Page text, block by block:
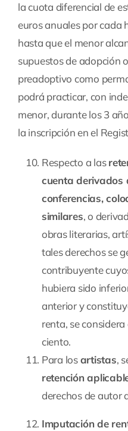
la cuota diferencial de
euros anuales por cada
hasta que el menor
supuestos de adopción
preadoptivo como
podrá practicar, con
menor, durante los 3
la inscripción en el
Respecto a las
cuenta derivados
conferencias,
similares, o
obras literarias,
tales derechos se
contribuyente
hubiera sido
anterior y
renta, se
ciento.
Para losartistas,
retención
derechos de autor
Imputación de